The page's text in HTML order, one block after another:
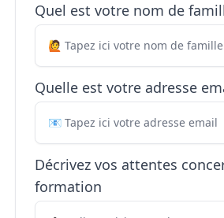
Quel est votre nom de
Quelle est votre adresse
Décrivez vos attentes
formation